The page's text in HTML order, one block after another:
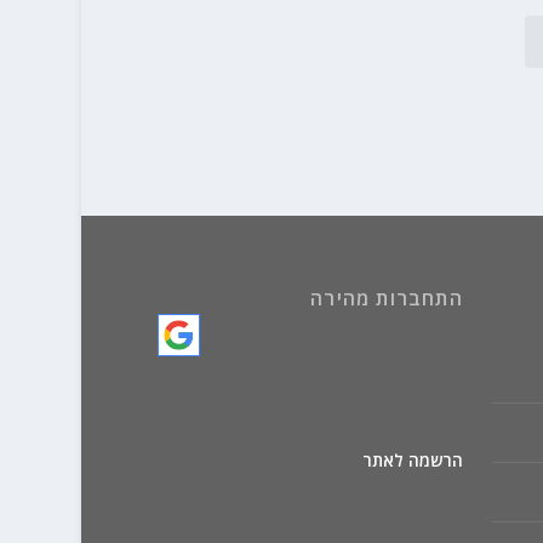
התחברות מהירה
הרשמה לאתר